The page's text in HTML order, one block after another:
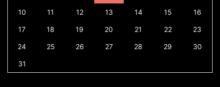
10 11 12 13 14 15 16
17 18 19 20 21 22 23
24 25 26 27 28 29 30
31